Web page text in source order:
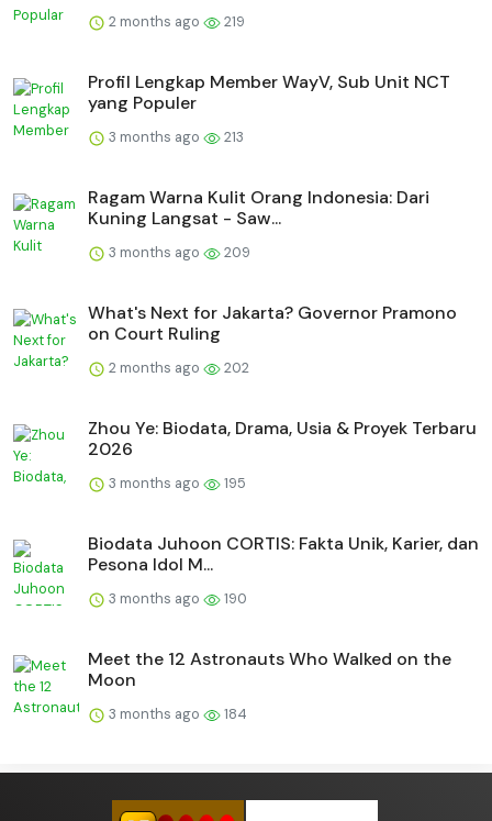
2 months ago 219
Profil Lengkap Member WayV, Sub Unit NCT
yang Populer
3 months ago 213
Ragam Warna Kulit Orang Indonesia: Dari
Kuning Langsat - Saw...
3 months ago 209
What's Next for Jakarta? Governor Pramono
on Court Ruling
2 months ago 202
Zhou Ye: Biodata, Drama, Usia & Proyek Terbaru
2026
3 months ago 195
Biodata Juhoon CORTIS: Fakta Unik, Karier, dan
Pesona Idol M...
3 months ago 190
Meet the 12 Astronauts Who Walked on the
Moon
3 months ago 184